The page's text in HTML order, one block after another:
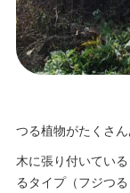
つる植物がたくさん
木に張り付いてい
るタイプ（フジつる